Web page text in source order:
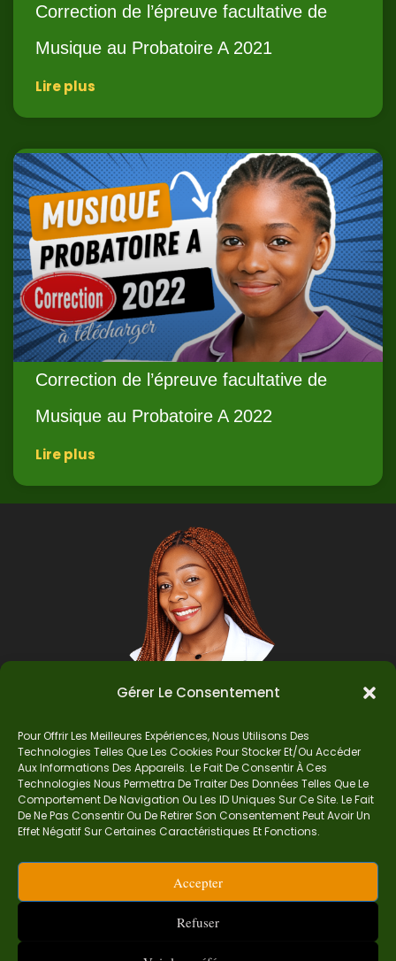
Gérer Le Consentement
Pour Offrir Les Meilleures Expériences, Nous Utilisons Des
Technologies Telles Que Les Cookies Pour Stocker Et/ou Accéder
Aux Informations Des Appareils. Le Fait De Consentir À Ces
Technologies Nous Permettra De Traiter Des Données Telles Que Le
Comportement De Navigation Ou Les ID Uniques Sur Ce Site. Le Fait
De Ne Pas Consentir Ou De Retirer Son Consentement Peut Avoir Un
Effet Négatif Sur Certaines Caractéristiques Et Fonctions.
Accepter
Refuser
Correction de l’épreuve facultative de
Musique au Probatoire A 2021
Lire plus
Correction de l’épreuve facultative de
Musique au Probatoire A 2022
Lire plus
Auteur
Je suis Madame Mba, une enseignante certifiée
de mathématiques. Sur Ndolomath, je partage
astuces et conseils pour t’aider à comprendre,
aimer et réussir en maths pas à pas.
contact.ndolomath@gmail.com ou au